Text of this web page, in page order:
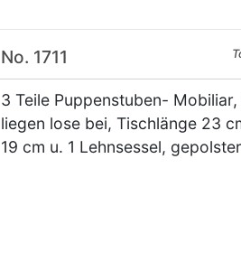
No. 1711
3 Teile Puppenstuben-
liegen lose bei, Tischlänge 23
19 cm u. 1 Lehnsessel,